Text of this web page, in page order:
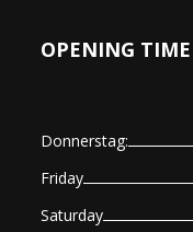
OPENING TIME
Donnerstag:
Friday
Saturday